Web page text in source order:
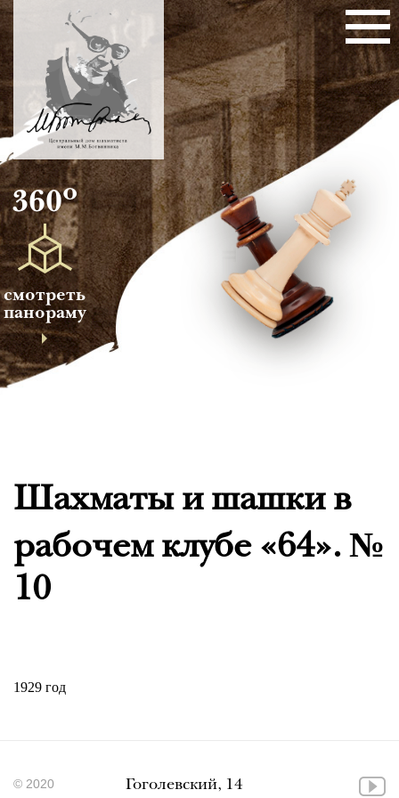
360о
смотреть
панораму
Шахматы и шашки в
рабочем клубе «64». №
10
1929 год
© 2020 Гоголевский, 14